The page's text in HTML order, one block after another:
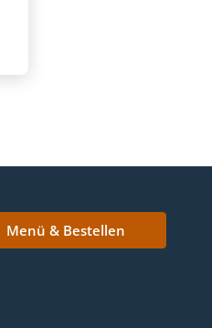
Menü & Bestellen